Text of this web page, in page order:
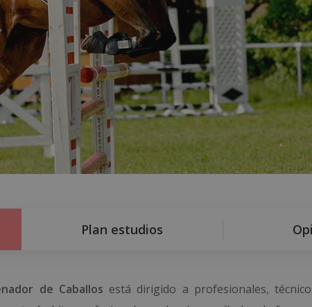
Plan estudios
de Caballos está dirigido a profesionales,